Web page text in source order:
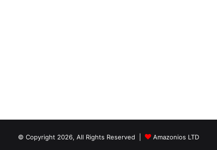
© Copyright 2026, All Rights Reserved |
Amazonios LTD